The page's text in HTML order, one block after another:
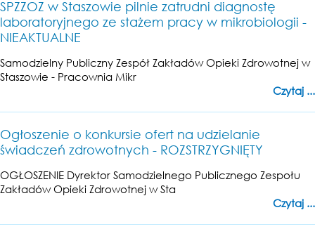
SPZZOZ w Staszowie pilnie zatrudni diagnostę
laboratoryjnego ze stażem pracy w mikrobiologii -
NIEAKTUALNE
Samodzielny Publiczny Zespół Zakładów Opieki Zdrowotnej w
Staszowie - Pracownia Mikr
Czytaj ...
Ogłoszenie o konkursie ofert na udzielanie
świadczeń zdrowotnych - ROZSTRZYGNIĘTY
OGŁOSZENIE Dyrektor Samodzielnego Publicznego Zespołu
Zakładów Opieki Zdrowotnej w Sta
Czytaj ...